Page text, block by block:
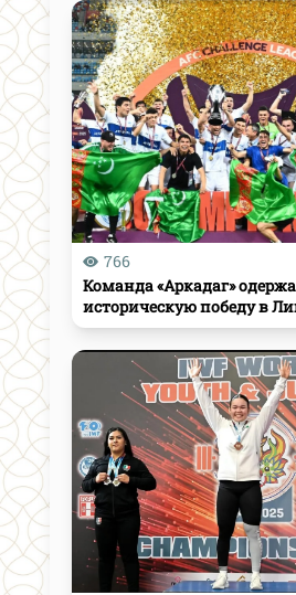
766
Команда «Аркадаг»
историческую победу в